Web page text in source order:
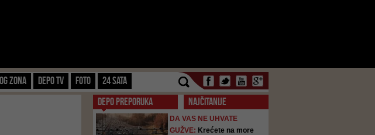
zona Depo TV FOTO 24 SATA
DEPO PREPORUKA NAJČITANIJE
DA VAS NE UHVATE
GUŽVE: Krećete na more